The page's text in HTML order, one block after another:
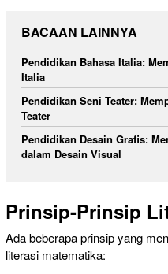
BACAAN LAINNYA
Pendidikan Bahasa Italia:
Italia
Pendidikan Seni Teater:
Teater
Pendidikan Desain Grafis:
dalam Desain Visual
Prinsip-Prinsip
Ada beberapa prinsip yang
literasi matematika: